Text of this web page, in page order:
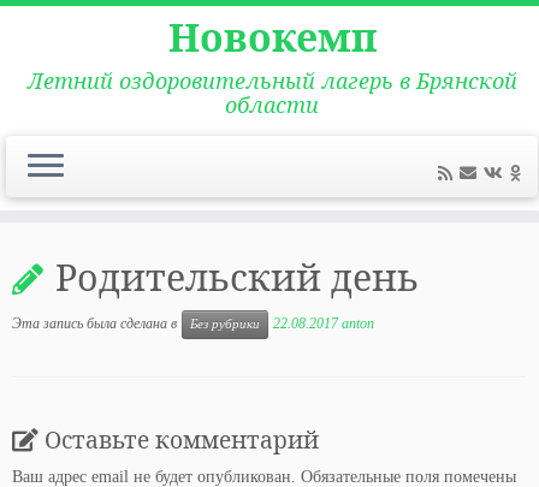
содержимому
Новокемп
Летний оздоровительный лагерь в Брянской
области
Родительский день
Эта запись была сделана в Без рубрики 22.08.2017 anton
Оставьте комментарий
Ваш адрес email не будет опубликован. Обязательные поля помечены